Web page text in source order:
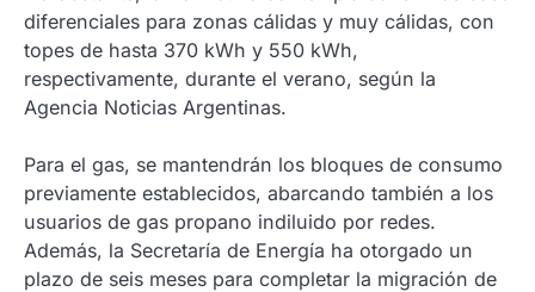
diferenciales para zonas cálidas y muy cálidas, con
topes de hasta 370 kWh y 550 kWh,
respectivamente, durante el verano, según la
Agencia Noticias Argentinas.
Para el gas, se mantendrán los bloques de consumo
previamente establecidos, abarcando también a los
usuarios de gas propano indiluido por redes.
Además, la Secretaría de Energía ha otorgado un
plazo de seis meses para completar la migración de